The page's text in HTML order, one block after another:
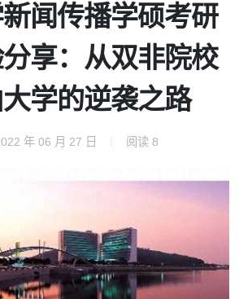
闻传播学硕考研
享：从双非院校
学的逆袭之路
年 06 月 27 日 阅读 8